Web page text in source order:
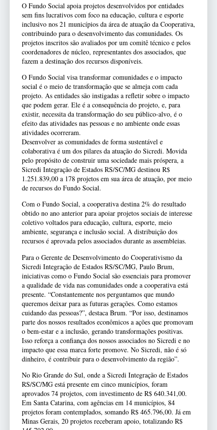
O Fundo Social apoia projetos desenvolvidos por entidades
sem fins lucrativos com foco na educação, cultura e esporte
inclusivo nos 21 municípios da área de atuação da Cooperativa,
contribuindo para o desenvolvimento das comunidades. Os
projetos inscritos são avaliados por um comitê técnico e pelos
coordenadores de núcleo, representantes dos associados, que
fazem a destinação dos recursos disponíveis.
O Fundo Social visa transformar comunidades e o impacto
social é o meio de transformação que se almeja com cada
projeto. As entidades são instigadas a refletir sobre o impacto
que podem gerar. Ele é a consequência do projeto, e, para
existir, necessita da transformação do seu público-alvo, é o
efeito das atividades nas pessoas e no ambiente onde essas
atividades ocorreram.
Desenvolver as comunidades de forma sustentável e
colaborativa é um dos pilares da atuação do Sicredi. Movida
pelo propósito de construir uma sociedade mais próspera, a
Sicredi Integração de Estados RS/SC/MG destinou R$
1.251.839,00 a 178 projetos em sua área de atuação, por meio
de recursos do Fundo Social.
Com o Fundo Social, a cooperativa destina 2% do resultado
obtido no ano anterior para apoiar projetos sociais de interesse
coletivo voltados para educação, cultura, esporte, meio
ambiente, segurança e inclusão social. A distribuição dos
recursos é aprovada pelos associados durante as assembleias.
Para o Gerente de Desenvolvimento do Cooperativismo da
Sicredi Integração de Estados RS/SC/MG, Paulo Brum,
iniciativas como o Fundo Social são essenciais para promover
a qualidade de vida nas comunidades onde a cooperativa está
presente. “Constantemente nos perguntamos que mundo
queremos deixar para as futuras gerações. Como estamos
cuidando das pessoas?”, destaca Brum. “Por isso, destinamos
parte dos nossos resultados econômicos a ações que promovam
o bem-estar e a inclusão, gerando transformações positivas.
Isso reforça a confiança dos nossos associados no Sicredi e no
impacto que essa marca forte promove. No Sicredi, não é só
dinheiro, é contribuir para o desenvolvimento da região”.
No Rio Grande do Sul, onde a Sicredi Integração de Estados
RS/SC/MG está presente em cinco municípios, foram
aprovados 74 projetos, com investimento de R$ 640.341,00.
Em Santa Catarina, com agências em 14 municípios, 84
projetos foram contemplados, somando R$ 465.796,00. Já em
Minas Gerais, 20 projetos receberam apoio, totalizando R$